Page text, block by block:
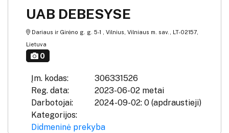
UAB DEBESYSE
Dariaus ir Girėno g. g. 5-1 , Vilnius, Vilniaus m. sav., LT-02157,
Lietuva
0
Įm. kodas:
306331526
Reg. data:
2023-06-02 metai
Darbotojai:
2024-09-02: 0 (apdraustieji)
Kategorijos:
Didmeninė prekyba